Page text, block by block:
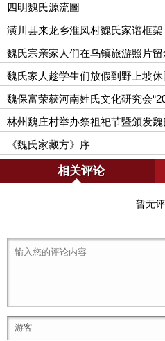
四明魏氏源流圖
潢川县来龙乡淮凤村魏氏家谱框架
魏氏宗亲家人们在乌镇旅游照片留
魏氏家人趁学生们放假到野上坡休
魏保富荣获河南姓氏文化研究会
林州魏庄村举办祭祖祀节暨颁发
《魏氏家藏方》序
相关评论
暂无